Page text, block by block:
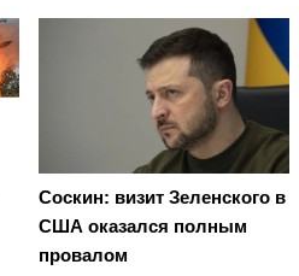
Соскин: визит Зеленского в
США оказался полным
провалом